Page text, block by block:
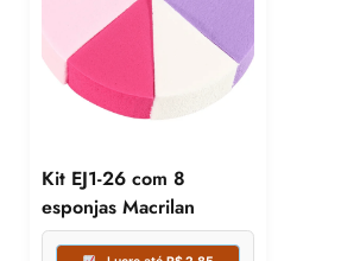
Kit EJ1-26 com 8
esponjas Macrilan